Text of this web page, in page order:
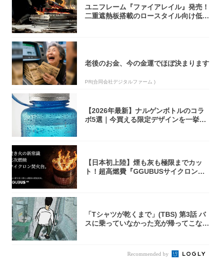
ユニフレーム『ファイアレイル』発売！
二重遮熱板搭載のロースタイル向け低型
老後のお金、今の金運でほぼ決まります
PR(合同会社デジタルファーム )
【2026年最新】ナルゲンボトルのコラ
ボ5選｜今買える限定デザインを一挙紹
【日本初上陸】煙も灰も極限までカッ
ト！超高燃費『GGUBUSサイクロン焚
「Tシャツが乾くまで」(TBS) 第3話 バ
スに乗っていなかった充が帰ってこな
Recommended by